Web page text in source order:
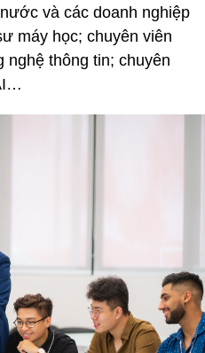
và các doanh nghiệp
máy học; chuyên viên
nghệ thông tin; chuyên